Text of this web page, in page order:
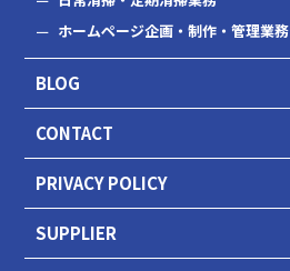
ホームページ企画・制作・管理業務
BLOG
CONTACT
PRIVACY POLICY
SUPPLIER